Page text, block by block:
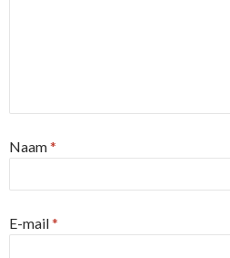
Naam*
E-mail*